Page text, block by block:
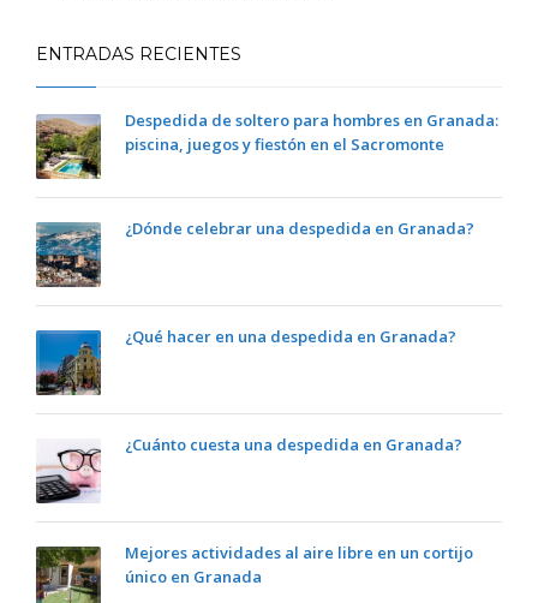
ENTRADAS RECIENTES
Despedida de soltero para hombres en Granada:
piscina, juegos y fiestón en el Sacromonte
¿Dónde celebrar una despedida en Granada?
¿Qué hacer en una despedida en Granada?
¿Cuánto cuesta una despedida en Granada?
Mejores actividades al aire libre en un cortijo
único en Granada